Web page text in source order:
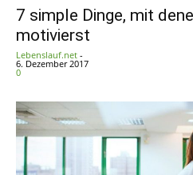
7 simple Dinge, mit
motivierst
Lebenslauf.net -
6. Dezember 2017
0